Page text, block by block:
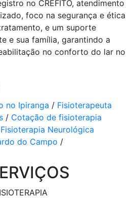
no CREFITO, atendimento
foco na segurança e ética
e um suporte
e sua família, garantindo a
no conforto do lar no
no Ipiranga / Fisioterapeuta
/ Cotação de fisioterapia
Fisioterapia Neurológica
do Campo /